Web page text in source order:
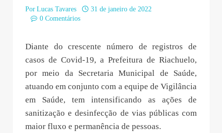
Por Lucas Tavares
31 de janeiro de 2022
0 Comentários
Diante do crescente número de registros de
casos de Covid-19, a Prefeitura de Riachuelo,
por meio da Secretaria Municipal de Saúde,
atuando em conjunto com a equipe de Vigilância
em Saúde, tem intensificando as ações de
sanitização e desinfecção de vias públicas com
maior fluxo e permanência de pessoas.